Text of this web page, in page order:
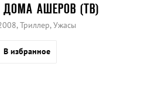
ДОМА АШЕРОВ (ТВ)
Триллер, Ужасы
В избранное